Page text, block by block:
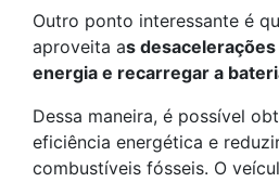
Outro ponto interessante é
aproveita as
energia e recarregar a
Dessa maneira, é possível
eficiência energética e
combustíveis fósseis. O